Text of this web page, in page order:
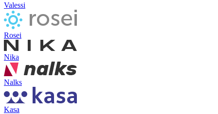
Valessi
Rosei
Nika
Nalks
Kasa